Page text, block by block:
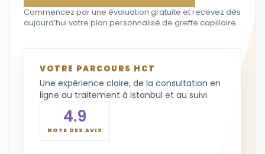
Commencez par une évaluation gratuite et recevez dès
aujourd’hui votre plan personnalisé de greffe capillaire.
VOTRE PARCOURS HCT
Une expérience claire, de la consultation en
ligne au traitement à Istanbul et au suivi.
4.9
NOTE DES AVIS